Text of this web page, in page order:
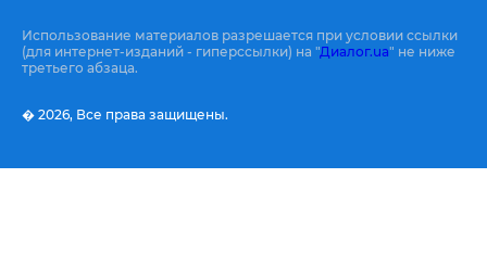
Использование материалов разрешается при условии ссылки
(для интернет-изданий - гиперссылки) на "Диалог.ua" не ниже
третьего абзаца.
� 2026, Все права защищены.